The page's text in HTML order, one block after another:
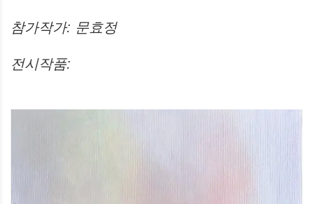
참가작가: 문효정
전시작품: